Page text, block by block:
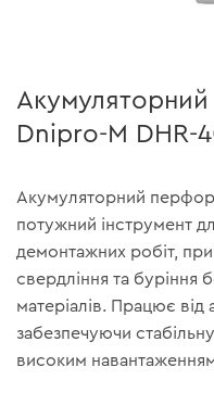
Dnipro-M DHR-
Акумуляторний
потужний інструмент
демонтажних робіт,
свердління та буріння
матеріалів. Працює від
забезпечуючи
високим